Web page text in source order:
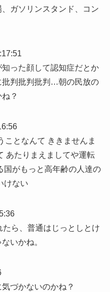
ガソリンスタンド、コン
った顔して認知症だとか
批判批判批判…朝の民放の
？
ことなんて ききませんま
あたりまえましてや運転
国がもっと高年齢の人達の
けない
ら、普通はじっとしとけ
いかね。
づかないのかね？